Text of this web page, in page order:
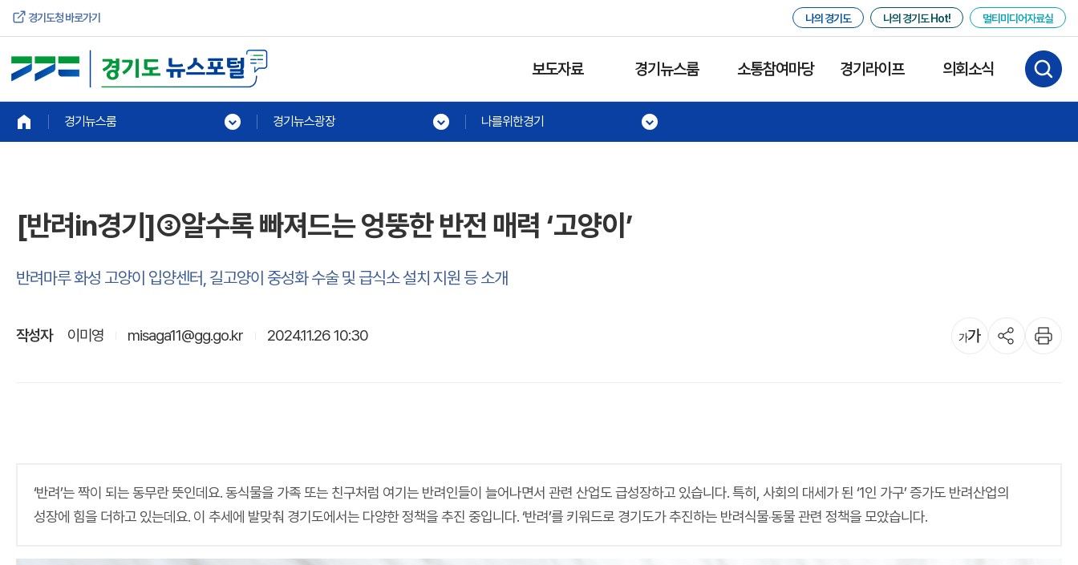
경기도청 바로가기 나의 경기도 나의 경기도 Hot! 멀티미디어자료실
보도자료 경기뉴스룸 소통참여마당 경기라이프 의회소식
경기뉴스룸 경기뉴스광장 나를위한경기
[반려in경기]③알수록 빠져드는 엉뚱한 반전 매력 ‘고양이’
반려마루 화성 고양이 입양센터, 길고양이 중성화 수술 및 급식소 설치 지원 등 소개
작성자 이미영 misaga11@gg.go.kr 2024.11.26 10:30
‘반려’는 짝이 되는 동무란 뜻인데요. 동식물을 가족 또는 친구처럼 여기는 반려인들이 늘어나면서 관련 산업도 급성장하고 있습니다. 특히, 사회의 대세가 된 ‘1인 가구’ 증가도 반려산업의
성장에 힘을 더하고 있는데요. 이 추세에 발맞춰 경기도에서는 다양한 정책을 추진 중입니다. ‘반려’를 키워드로 경기도가 추진하는 반려식물‧동물 관련 정책을 모았습니다.